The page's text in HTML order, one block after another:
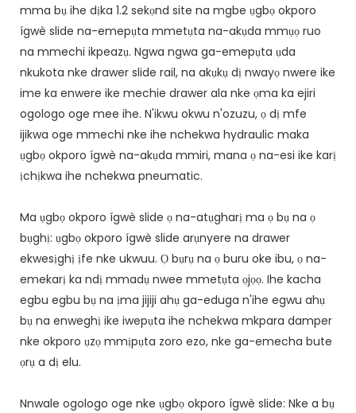
mma bụ ihe dịka 1.2 sekọnd site na mgbe ụgbọ okporo
ígwè slide na-emepụta mmetụta na-akụda mmụọ ruo
na mmechi ikpeazụ. Ngwa ngwa ga-emepụta ụda
nkukota nke drawer slide rail, na akụkụ dị nwayọ nwere ike
ime ka enwere ike mechie drawer ala nke ọma ka ejiri
ogologo oge mee ihe. N'ikwu okwu n'ozuzu, ọ dị mfe
ijikwa oge mmechi nke ihe nchekwa hydraulic maka
ụgbọ okporo ígwè na-akụda mmiri, mana ọ na-esi ike karị
ịchịkwa ihe nchekwa pneumatic.
Ma ụgbọ okporo ígwè slide ọ na-atụgharị ma ọ bụ na ọ
bụghị: ụgbọ okporo ígwè slide arụnyere na drawer
ekwesịghị ịfe nke ukwuu. Ọ bụrụ na ọ buru oke ibu, ọ na-
emekarị ka ndị mmadụ nwee mmetụta ọjọọ. Ihe kacha
egbu egbu bụ na ịma jijiji ahụ ga-eduga n'ihe egwu ahụ
bụ na enweghị ike iwepụta ihe nchekwa mkpara damper
nke okporo ụzọ mmịpụta zoro ezo, nke ga-emecha bute
ọrụ a dị elu.
Nnwale ogologo oge nke ụgbọ okporo ígwè slide: Nke a bụ